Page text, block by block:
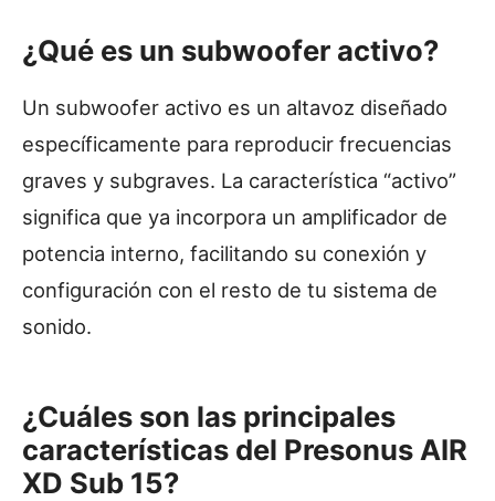
¿Qué es un subwoofer activo?
Un subwoofer activo es un altavoz diseñado
específicamente para reproducir frecuencias
graves y subgraves. La característica “activo”
significa que ya incorpora un amplificador de
potencia interno, facilitando su conexión y
configuración con el resto de tu sistema de
sonido.
¿Cuáles son las principales
características del Presonus AIR
XD Sub 15?